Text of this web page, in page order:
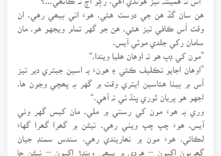
هن سان گڏ هن جي دوست هئي، هوءَ اتي بيھي رهي. ان
وقت اُس ڪافي تيز هئي. هن جو گهر تمام ويجهو هو. مان
سامان رکي جلدي موٽي آيس.
”مون کي ڊپ هو تہ اوهان هليا ويندا.“
”اوهان اجايو تڪليف ڪئي ۽ هونءَ بہ اسين جيتري دير تيز
اُس ۾ بيٺا هئاسين ايتري وقت ۾ گهر بہ پھچي وڃون ها.
اجهو هو پريان ٿوري پنڌ تي تہ آهي.“
وري بہ هوءَ مون کي رستي ۾ ملي. مان کيس گهر وٺي
آيس. هوءَ چپ چپ ويٺي رهي. نيڻن ۾ گھرا گھرا گهاءَ
لڪائي، هوءَ مون ۾ نھاريندي رهي، سندس سمنڊ جيان
گھريون اکيون – هردي ۾ پيھي ويندڙ اکيون – نيڻن جا